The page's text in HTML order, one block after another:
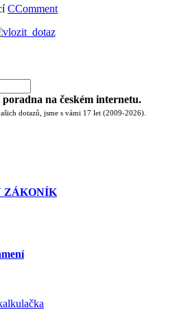
CComment
na českém internetu.
dotazů, jsme s vámi 17 let (2009-2026).
ZÁKONÍK